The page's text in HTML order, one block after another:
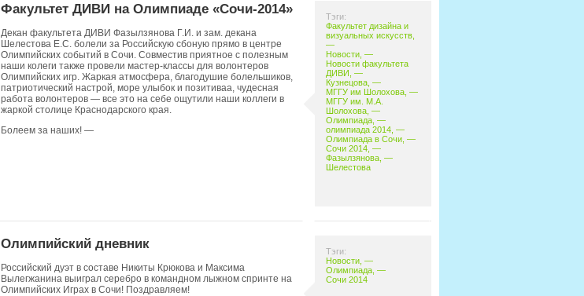
Тэги:
Факультет дизайна и
визуальных искусств,
—
Новости, —
Новости факультета
ДИВИ
, —
Кузнецова, —
МГГУ им Шолохова, —
МГГУ им. М.А.
Шолохова, —
Олимпиада, —
олимпиада 2014, —
Олимпиада в Сочи, —
Сочи 2014, —
Фазылзянова, —
Шелестова
Факультет ДИВИ на Олимпиаде «Сочи-2014»
Декан факультета ДИВИ Фазылзянова Г.И. и зам. декана
Шелестова Е.С. болели за Российскую сбоную прямо в центре
Олимпийских событий в Сочи. Совместив приятное с полезным
наши колеги также провели мастер-классы для волонтеров
Олимпийских игр. Жаркая атмосфера, благодушие болельшиков,
патриотический настрой, море улыбок и позитиваа, чудесная
работа волонтеров — все это на себе ощутили наши коллеги в
жаркой столице Краснодарского края.
Болеем за наших! —
Тэги:
Новости, —
Олимпиада, —
Сочи 2014
Олимпийский дневник
Российский дуэт в составе Никиты Крюкова и Максима
Вылегжанина выиграл серебро в командном лыжном спринте на
Олимпийских Играх в Сочи! Поздравляем!